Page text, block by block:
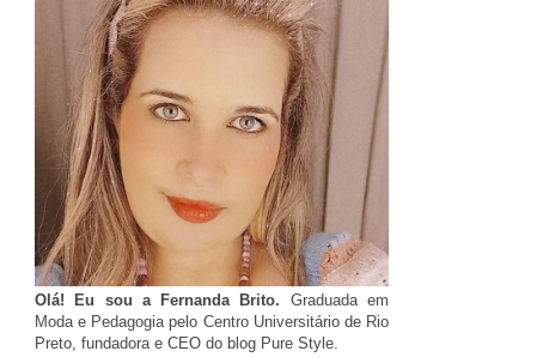
Olá! Eu sou a Fernanda Brito. Graduada em
Moda e Pedagogia pelo Centro Universitário de Rio
Preto, fundadora e CEO do blog Pure Style.